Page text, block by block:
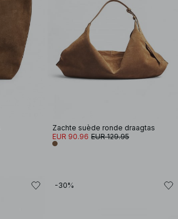
Zachte suède ronde draagtas
EUR 90.96 EUR 129.95
-30%